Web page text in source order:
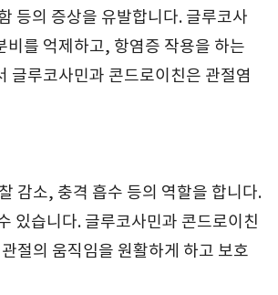
등의 증상을 유발합니다. 글루코사
를 억제하고, 항염증 작용을 하는
글루코사민과 콘드로이친은 관절염
감소, 충격 흡수 등의 역할을 합니다.
있습니다. 글루코사민과 콘드로이친
절의 움직임을 원활하게 하고 보호